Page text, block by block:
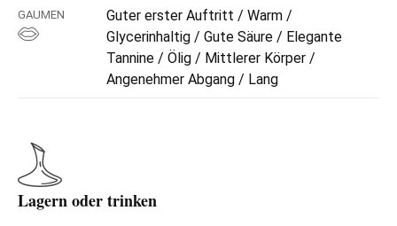
GAUMEN
Guter erster Auftritt / Warm /
Glycerinhaltig / Gute Säure / Elegante
Tannine / Ölig / Mittlerer Körper /
Angenehmer Abgang / Lang
Lagern oder trinken